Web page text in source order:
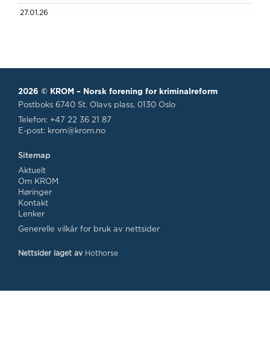
27.01.26
2026 © KROM – Norsk forening for kriminalreform
Postboks 6740 St. Olavs plass, 0130 Oslo
Telefon: +47 22 36 21 87
E-post: krom@krom.no
Sitemap
Aktuelt
Om KROM
Høringer
Kontakt
Lenker
Generelle vilkår for bruk av nettsider
Nettsider laget av Hothorse